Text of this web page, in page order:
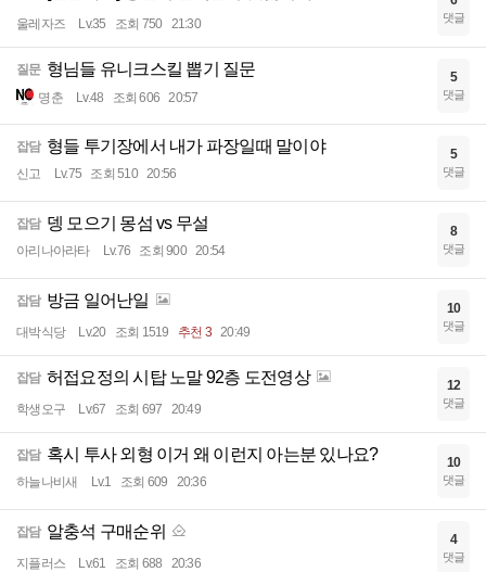
울레자즈 Lv.35 조회 750 21:30 댓글
질문 형님들 유니크스킬 뽑기 질문
명춘 Lv.48 조회 606 20:57
5
댓글
잡담 형들 투기장에서 내가 파장일때 말이야
신고 Lv.75 조회 510 20:56
5
댓글
잡담 뎅 모으기 몽섬 vs 무설
아리나아라타 Lv.76 조회 900 20:54
8
댓글
잡담 방금 일어난일
대박식당 Lv.20 조회 1519 추천 3 20:49
10
댓글
잡담 허접요정의 시탑 노말 92층 도전영상
학생오구 Lv.67 조회 697 20:49
12
댓글
잡담 혹시 투사 외형 이거 왜 이런지 아는분 있나요?
하늘나비새 Lv.1 조회 609 20:36
10
댓글
잡담 알충석 구매순위
지플러스 Lv.61 조회 688 20:36
4
댓글